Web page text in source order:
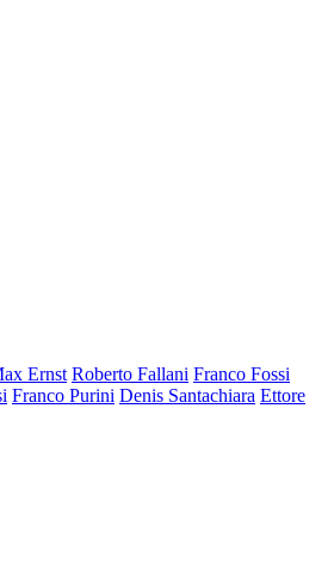
Ernst Roberto Fallani Franco Fossi
Franco Purini Denis Santachiara Ettore